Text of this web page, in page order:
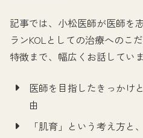
記事では、小松医師が医師を
ランKOLとしての治療へのこ
特徴まで、幅広くお話していま
医師を目指したきっかけ
由
「肌育」という考え方と